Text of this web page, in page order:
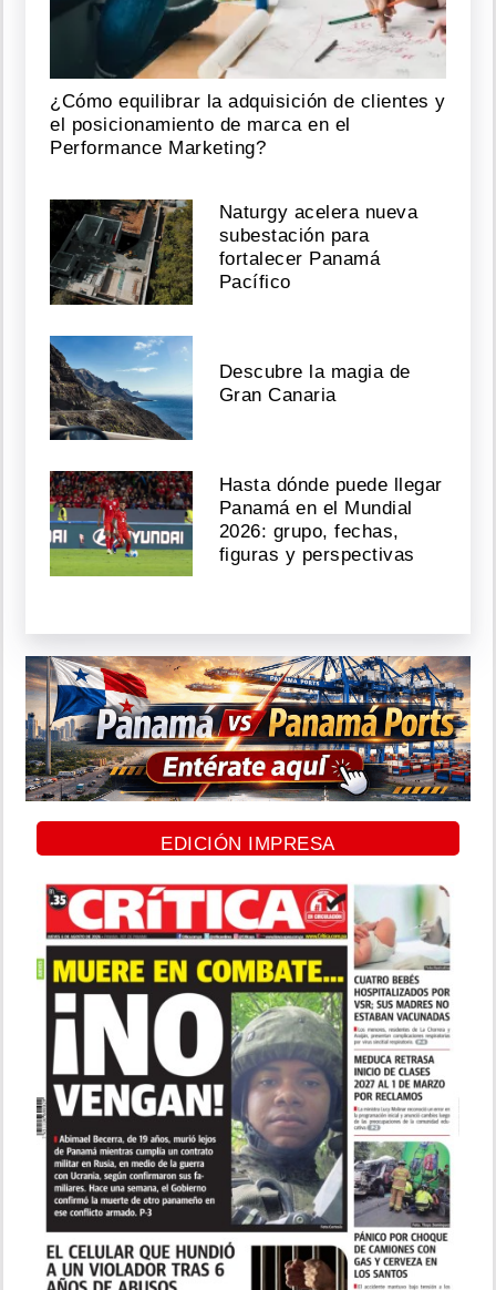
¿Cómo equilibrar la adquisición de clientes y
el posicionamiento de marca en el
Performance Marketing?
Naturgy acelera nueva
subestación para
fortalecer Panamá
Pacífico
Descubre la magia de
Gran Canaria
Hasta dónde puede llegar
Panamá en el Mundial
2026: grupo, fechas,
figuras y perspectivas
EDICIÓN IMPRESA